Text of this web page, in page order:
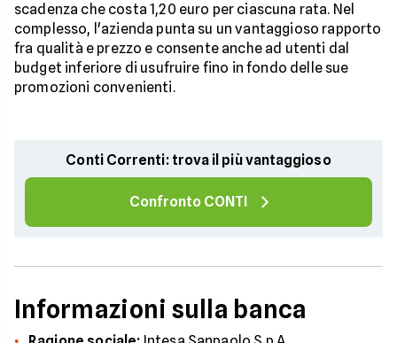
scadenza che costa 1,20 euro per ciascuna rata. Nel
complesso, l'azienda punta su un vantaggioso rapporto
fra qualità e prezzo e consente anche ad utenti dal
budget inferiore di usufruire fino in fondo delle sue
promozioni convenienti.
Conti Correnti: trova il più vantaggioso
Confronto CONTI
Informazioni sulla banca